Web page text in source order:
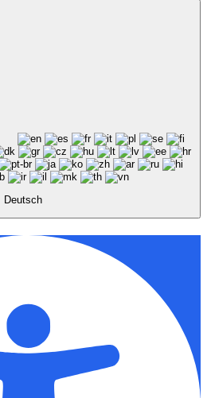
Deutsch